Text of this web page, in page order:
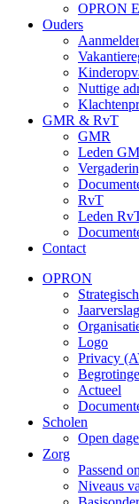
OPRON
Ouders
Nuttige
GMR & RvT
GMR
Leden
RvT
Leden
Contact
OPRON
Jaarverslag
Logo
Privacy
Actueel
Scholen
Open
Zorg
Passend
Niveaus